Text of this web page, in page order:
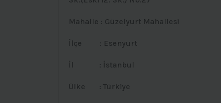
Mahalle : Güzelyurt Mahallesi
İlçe : Esenyurt
İl : İstanbul
Ülke : Türkiye